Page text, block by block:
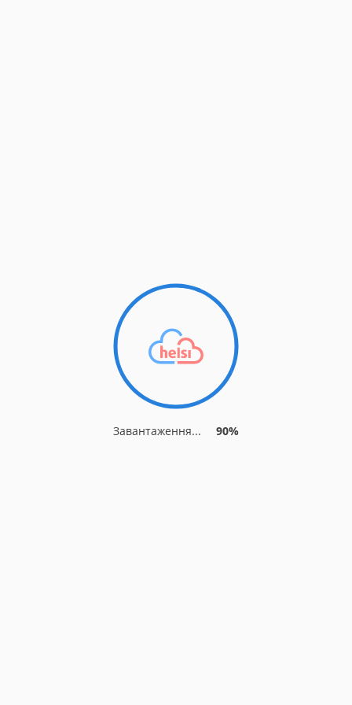
Завантаження... 90%